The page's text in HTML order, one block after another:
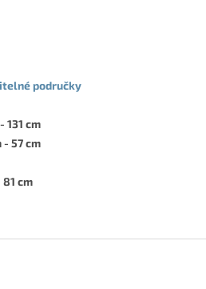
područky
131 cm
- 57 cm
81 cm